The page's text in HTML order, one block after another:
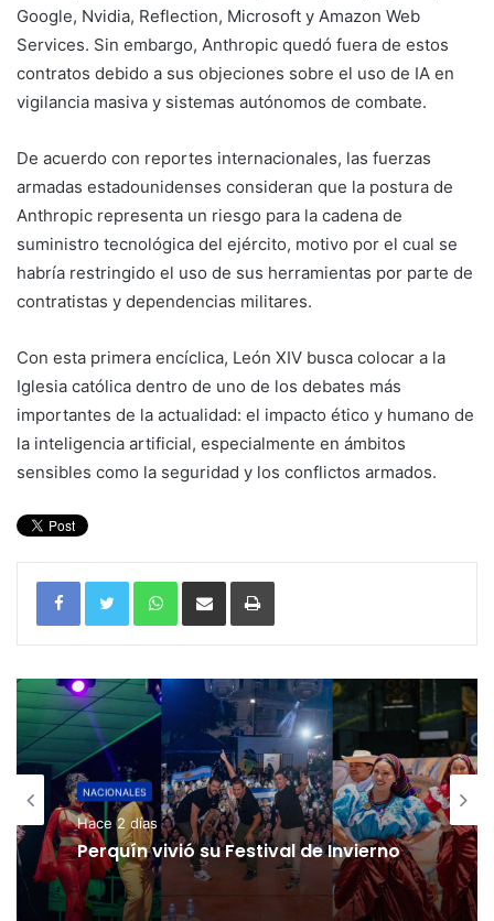
Google, Nvidia, Reflection, Microsoft y Amazon Web
Services. Sin embargo, Anthropic quedó fuera de estos
contratos debido a sus objeciones sobre el uso de IA en
vigilancia masiva y sistemas autónomos de combate.
De acuerdo con reportes internacionales, las fuerzas
armadas estadounidenses consideran que la postura de
Anthropic representa un riesgo para la cadena de
suministro tecnológica del ejército, motivo por el cual se
habría restringido el uso de sus herramientas por parte de
contratistas y dependencias militares.
Con esta primera encíclica, León XIV busca colocar a la
Iglesia católica dentro de uno de los debates más
importantes de la actualidad: el impacto ético y humano de
la inteligencia artificial, especialmente en ámbitos
sensibles como la seguridad y los conflictos armados.
WhatsAppCompartir por correo electrónicoImprimir
NACIONALES
Hace 2 días
Perquín vivió su Festival de Invierno